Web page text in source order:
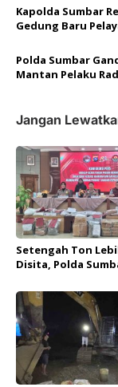
sEkskavator
Kapolda Sumbar
Gedung Baru
Kenyamanan
Perbankan
Polda Sumbar
Mantan Pelaku
Jangan
Setengah Ton
Disita, Polda
Semester I 2026